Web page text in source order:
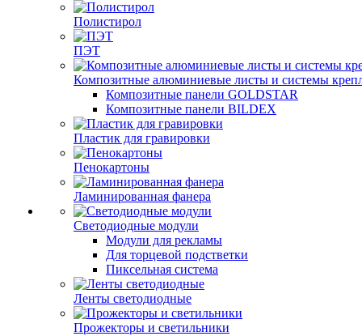
Полистирол
ПЭТ
Композитные алюминиевые листы и системы
Композитные панели GOLDSTAR
Композитные панели BILDEX
Пластик для гравировки
Пенокартоны
Ламинированная фанера
Светодиодные модули
Модули для рекламы
Для торцевой подстветки
Пиксельная система
Ленты светодиодные
Прожекторы и светильники